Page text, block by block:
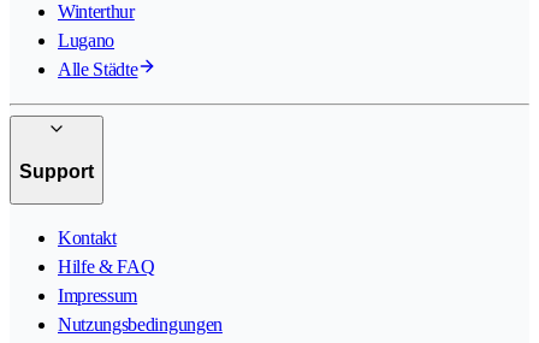
Winterthur
Lugano
Alle Städte
Support
Kontakt
Hilfe & FAQ
Impressum
Nutzungsbedingungen